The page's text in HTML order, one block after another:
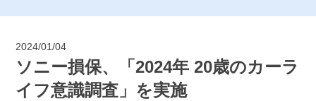
2024/01/04
ソニー損保、「2024年 20歳のカーラ
イフ意識調査」を実施